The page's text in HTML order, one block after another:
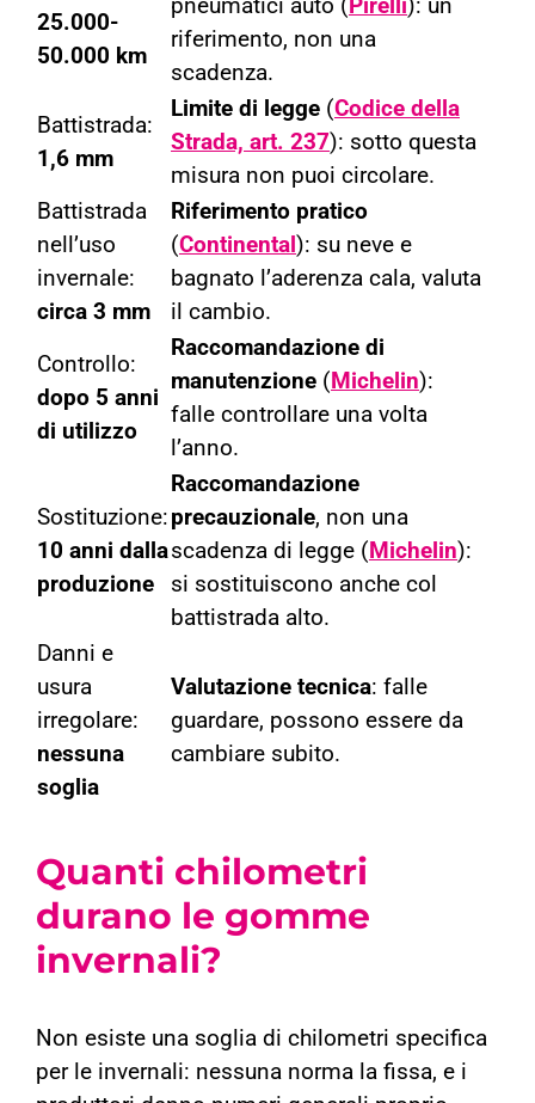
25.000-
50.000 km
pneumatici auto ( Pirelli): un
riferimento, non una
scadenza.
Battistrada:
1,6 mm
Limite di legge (Codice della
Strada, art. 237): sotto questa
misura non puoi circolare.
Battistrada
nell’uso
invernale:
circa 3 mm
Riferimento pratico
(Continental ): su neve e
bagnato l’aderenza cala, valuta
il cambio.
Controllo:
dopo 5 anni
di utilizzo
Raccomandazione di
manutenzione (Michelin):
falle controllare una volta
l’anno.
Sostituzione:
10 anni dalla
produzione
Raccomandazione
precauzionale, non una
scadenza di legge (Michelin):
si sostituiscono anche col
battistrada alto.
Danni e
usura
irregolare:
nessuna
soglia
Valutazione tecnica: falle
guardare, possono essere da
cambiare subito.
Quanti chilometri
durano le gomme
invernali?
Non esiste una soglia di chilometri specifica
per le invernali: nessuna norma la fissa, e i